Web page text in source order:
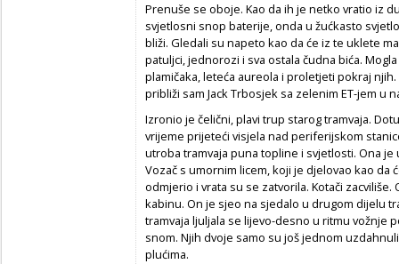
Prenuše se oboje. Kao da ih je netko vratio iz
svjetlosni snop baterije, onda u žućkasto
bliži. Gledali su napeto kao da će iz te uklete
patuljci, jednorozi i sva ostala čudna bića.
plamičaka, leteća aureola i proletjeti pokraj
približi sam Jack Trbosjek sa zelenim ET-jem u
Izronio je čelični, plavi trup starog tramvaja.
vrijeme prijeteći visjela nad periferijskom
utroba tramvaja puna topline i svjetlosti. Ona je
Vozač s umornim licem, koji je djelovao kao da
odmjerio i vrata su se zatvorila. Kotači
kabinu. On je sjeo na sjedalo u drugom dijelu
tramvaja ljuljala se lijevo-desno u ritmu vožnje
snom. Njih dvoje samo su još jednom
plućima.